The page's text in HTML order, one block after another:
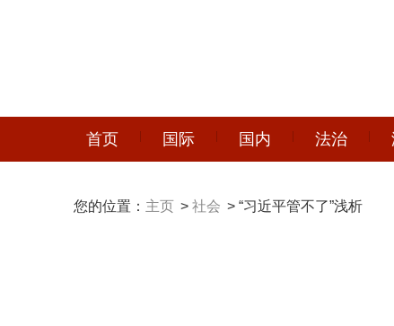
首页 国际 国内 法治
您的位置： 主页 > 社会 > “习近平管不了”浅析